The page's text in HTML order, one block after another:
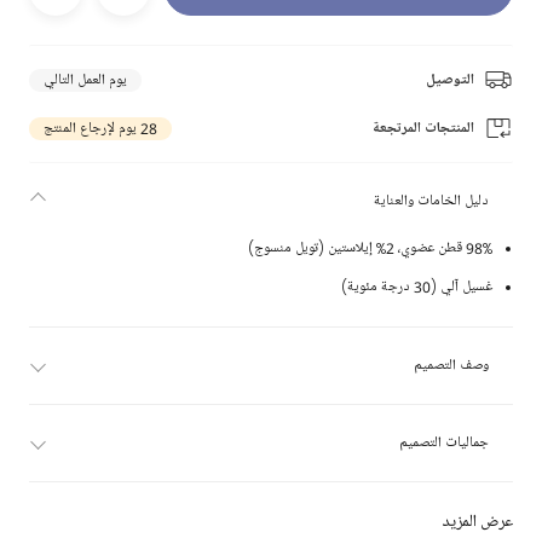
التوصيل يوم العمل التالي
المنتجات المرتجعة 28 يوم لإرجاع المنتج
عرض المزيد
دليل الخامات والعناية
98% قطن عضوي، 2% إيلاستين (تويل منسوج)
غسيل آلي (30 درجة مئوية)
وصف التصميم
جماليات التصميم